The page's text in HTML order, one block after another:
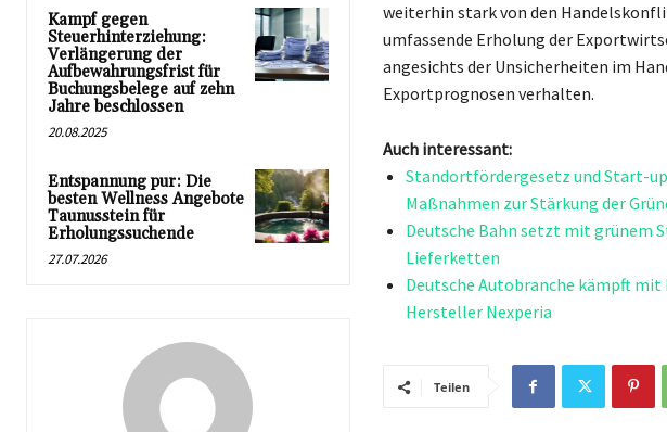
Kampf gegen
Steuerhinterziehung:
Verlängerung der
Aufbewahrungsfrist für
Buchungsbelege auf zehn
Jahre beschlossen
20.08.2025
Entspannung pur: Die
besten Wellness Angebote
Taunusstein für
Erholungssuchende
27.07.2026
weiterhin stark von den
umfassende Erholung der
angesichts der Unsicherheiten im
Exportprognosen verhalten.
Auch interessant:
Standortfördergesetz und Start-
Maßnahmen zur Stärkung der
Deutsche Bahn setzt mit grünem
Lieferketten
Deutsche Autobranche kämpft
Hersteller Nexperia
Teilen